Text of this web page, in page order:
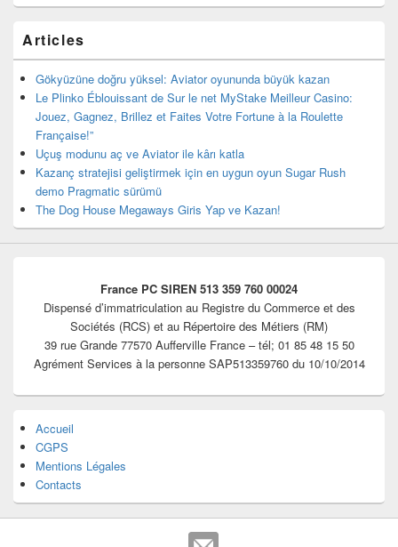
Articles
Gökyüzüne doğru yüksel: Aviator oyununda büyük kazan
Le Plinko Éblouissant de Sur le net MyStake Meilleur Casino:
Jouez, Gagnez, Brillez et Faites Votre Fortune à la Roulette
Française!”
Uçuş modunu aç ve Aviator ile kârı katla
Kazanç stratejisi geliştirmek için en uygun oyun Sugar Rush
demo Pragmatic sürümü
The Dog House Megaways Giris Yap ve Kazan!
France PC SIREN 513 359 760 00024
Dispensé d’immatriculation au Registre du Commerce et des
Sociétés (RCS) et au Répertoire des Métiers (RM)
39 rue Grande 77570 Aufferville France – tél; 01 85 48 15 50
Agrément Services à la personne SAP513359760 du 10/10/2014
Accueil
CGPS
Mentions Légales
Contacts